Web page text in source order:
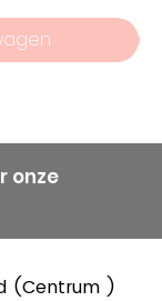
in het
onze
(Centrum )